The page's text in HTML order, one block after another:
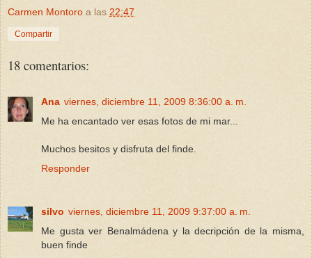
Carmen Montoro a las 22:47
Compartir
18 comentarios:
Ana viernes, diciembre 11, 2009 8:36:00 a. m.
Me ha encantado ver esas fotos de mi mar...
Muchos besitos y disfruta del finde.
Responder
silvo viernes, diciembre 11, 2009 9:37:00 a. m.
Me gusta ver Benalmádena y la decripción de la misma,
buen finde